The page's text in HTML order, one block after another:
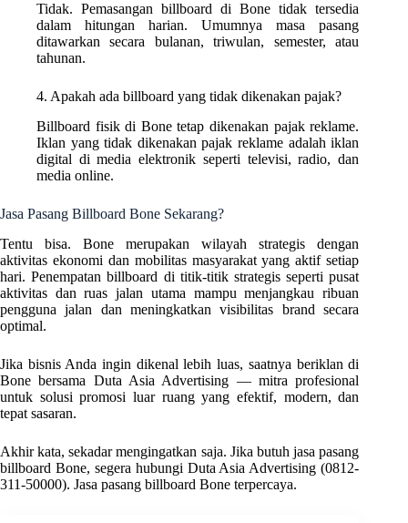
Tidak. Pemasangan billboard di Bone tidak tersedia
dalam hitungan harian. Umumnya masa pasang
ditawarkan secara bulanan, triwulan, semester, atau
tahunan.
4. Apakah ada billboard yang tidak dikenakan pajak?
Billboard fisik di Bone tetap dikenakan pajak reklame.
Iklan yang tidak dikenakan pajak reklame adalah iklan
digital di media elektronik seperti televisi, radio, dan
media online.
Jasa Pasang Billboard Bone Sekarang?
Tentu bisa. Bone merupakan wilayah strategis dengan
aktivitas ekonomi dan mobilitas masyarakat yang aktif setiap
hari. Penempatan billboard di titik-titik strategis seperti pusat
aktivitas dan ruas jalan utama mampu menjangkau ribuan
pengguna jalan dan meningkatkan visibilitas brand secara
optimal.
Jika bisnis Anda ingin dikenal lebih luas, saatnya beriklan di
Bone bersama Duta Asia Advertising — mitra profesional
untuk solusi promosi luar ruang yang efektif, modern, dan
tepat sasaran.
Akhir kata, sekadar mengingatkan saja. Jika butuh jasa pasang
billboard Bone, segera hubungi Duta Asia Advertising (0812-
311-50000). Jasa pasang billboard Bone terpercaya.